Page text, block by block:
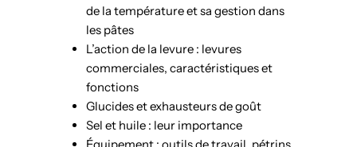
de la température et sa gestion dans
les pâtes
L’action de la levure : levures
commerciales, caractéristiques et
fonctions
Glucides et exhausteurs de goût
Sel et huile : leur importance